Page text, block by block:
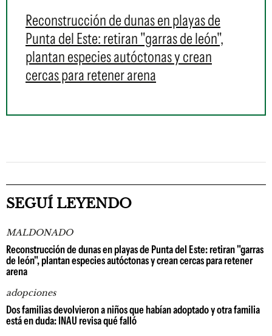
Reconstrucción de dunas en playas de
Punta del Este: retiran "garras de león",
plantan especies autóctonas y crean
cercas para retener arena
SEGUÍ LEYENDO
MALDONADO
Reconstrucción de dunas en playas de Punta del Este: retiran "garras
de león", plantan especies autóctonas y crean cercas para retener
arena
adopciones
Dos familias devolvieron a niños que habían adoptado y otra familia
está en duda: INAU revisa qué falló